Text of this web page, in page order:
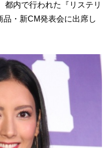
都内で行われた『リステリ
品・新CM発表会に出席し